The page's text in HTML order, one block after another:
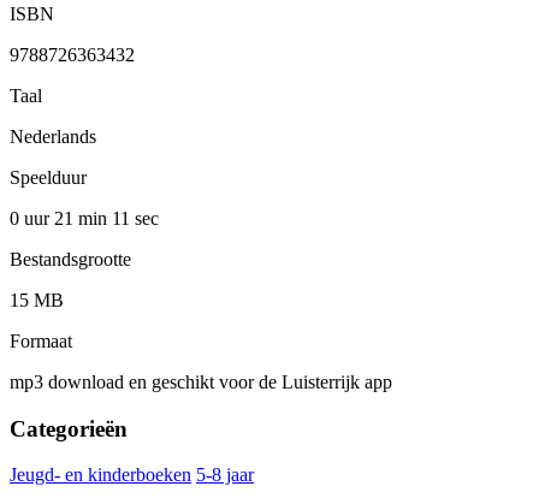
ISBN
9788726363432
Taal
Nederlands
Speelduur
0 uur 21 min 11 sec
Bestandsgrootte
15 MB
Formaat
mp3 download en geschikt voor de Luisterrijk app
Categorieën
Jeugd- en kinderboeken 5-8 jaar